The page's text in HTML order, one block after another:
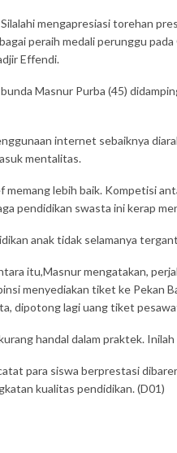
mengapresiasi torehan
peraih medali perunggu
Effendi.
Masnur Purba (45)
internet sebaiknya
mentalitas.
lebih baik. Kompetisi
pendidikan swasta ini kerap
anak tidak selamanya
itu,Masnur mengatakan,
menyediakan tiket ke Pekan
dipotong lagi uang tiket
handal dalam praktek.
para siswa berprestasi
kualitas pendidikan. (D01)